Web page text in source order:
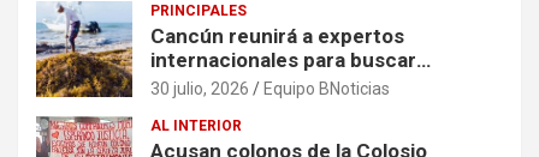
PRINCIPALES
Cancún reunirá a expertos
internacionales para buscar
soluciones al problema del sargazo
30 julio, 2026 Equipo BNoticias
AL INTERIOR
Acusan colonos de la Colosio